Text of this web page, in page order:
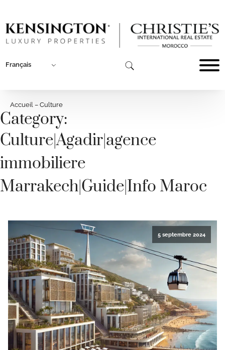
Français
Accueil – Culture
Category:
Culture|Agadir|agence
immobiliere
Marrakech|Guide|Info Maroc
5 septembre 2024